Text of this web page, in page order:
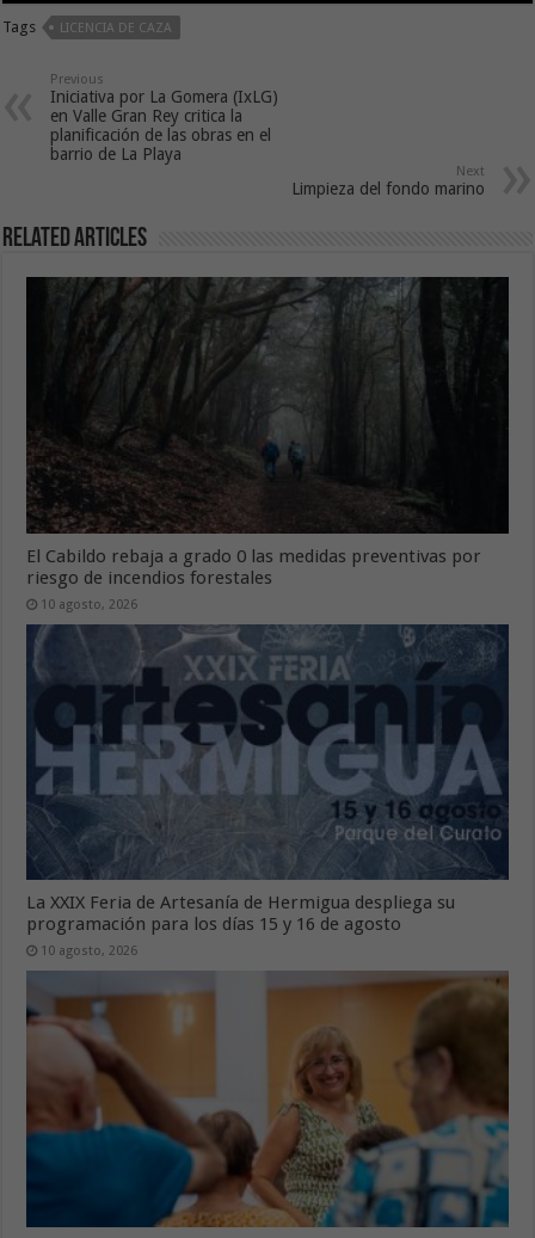
Tags LICENCIA DE CAZA
Previous
Iniciativa por La Gomera (IxLG)
en Valle Gran Rey critica la
planificación de las obras en el
barrio de La Playa
Next
Limpieza del fondo marino
Related Articles
El Cabildo rebaja a grado 0 las medidas preventivas por
riesgo de incendios forestales
10 agosto, 2026
La XXIX Feria de Artesanía de Hermigua despliega su
programación para los días 15 y 16 de agosto
10 agosto, 2026